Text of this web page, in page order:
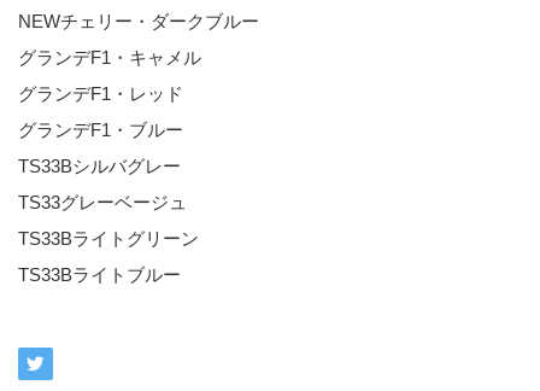
NEWチェリー・ダークブルー
グランデF1・キャメル
グランデF1・レッド
グランデF1・ブルー
TS33Bシルバグレー
TS33グレーベージュ
TS33Bライトグリーン
TS33Bライトブルー